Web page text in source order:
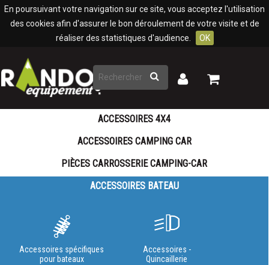
En poursuivant votre navigation sur ce site, vous acceptez l'utilisation
des cookies afin d'assurer le bon déroulement de votre visite et de
réaliser des statistiques d'audience.
OK
Rechercher
Mon
Mon
ACCESSOIRES 4X4
ACCESSOIRES CAMPING CAR
PIÈCES CARROSSERIE CAMPING-CAR
ACCESSOIRES BATEAU
Accessoires spécifiques
pour bateaux
Accessoires -
Quincaillerie
Panneau de gestion des cookies